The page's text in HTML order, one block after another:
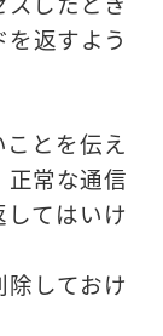
を返すよう
とを伝え
正常な通信
てはいけ
しておけ